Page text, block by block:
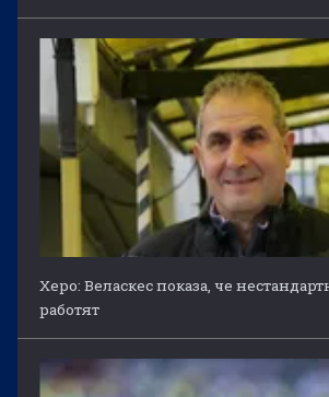
Херо: Веласкес показа, че
работят